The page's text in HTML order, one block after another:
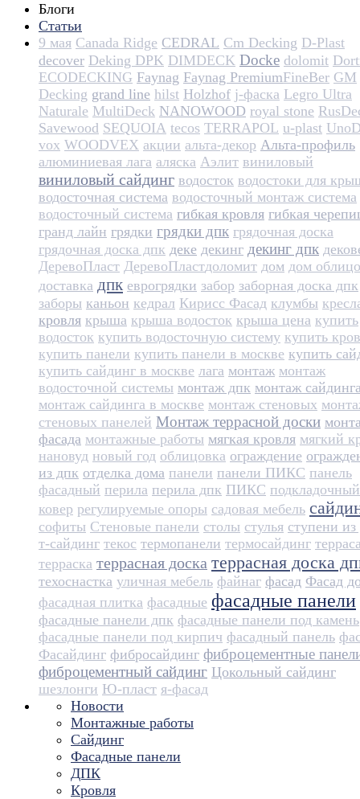
Блоги
Статьи
9 мая Canada Ridge CEDRAL Cm Decking D-Plast
decover Deking DPK DIMDECK Docke dolomit
ECODECKING Faynag Faynag Premium​​​​​​​​​​FineBer GM
Decking grand line hilst Holzhof j-фаска Legro Ultra
Naturale MultiDeck NANOWOOD royal stone
Savewood SEQUOIA tecos TERRAPOL u-plast
vox WOODVEX акции альта-декор Альта-профиль
алюминиевая лага аляска Аэлит виниловый
виниловый сайдинг водосток водостоки для
водосточная система водосточный монтаж система
водосточный система гибкая кровля гибкая
гранд лайн грядки грядки дпк грядочная доска
грядочная доска дпк деке декинг декинг дпк
ДеревоПласт ДеревоПласт​доломит дом дом
доставка дпк еврогрядки забор заборная доска дпк
заборы каньон кедрал Кирисс Фасад клумбы
кровля крыша крыша водосток крыша цена купить
водосток купить водосточную систему купить
купить панели купить панели в москве купить
купить сайдинг в москве лага монтаж монтаж
водосточной системы монтаж дпк монтаж
монтаж сайдинга в москве монтаж стеновых
стеновых панелей Монтаж террасной доски
фасада монтажные работы мягкая кровля мягкий
нановуд новый год облицовка ограждение
из дпк отделка дома панели панели ПИКС панель
фасадный перила перила дпк ПИКС подкладочный
ковер регулируемые опоры садовая мебель
софиты Стеновые панели столы стулья ступени
т-сайдинг текос термопанели термосайдинг
терраска террасная доска террасная доска
техоснастка уличная мебель файнаг фасад Фасад
фасадная плитка фасадные фасадные панели
фасадные панели дпк фасадные панели под камень
фасадные панели под кирпич фасадный панель
Фасайдинг фибросайдинг фиброцементные
фиброцементный сайдинг Цокольный сайдинг
шезлонги Ю-пласт я-фасад
Новости
Монтажные работы
Сайдинг
Фасадные панели
ДПК
Кровля